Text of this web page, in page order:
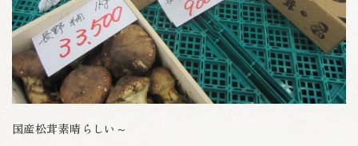
国産松茸素晴らしい～